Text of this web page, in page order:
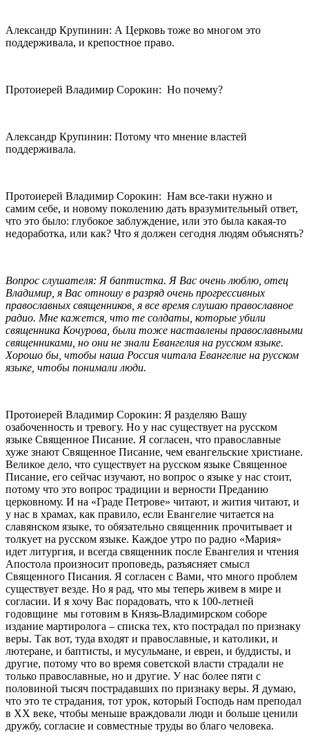
Александр Крупинин: А Церковь тоже во многом это
поддерживала, и крепостное право.
Протоиерей Владимир Сорокин: Но почему?
Александр Крупинин: Потому что мнение властей
поддерживала.
Протоиерей Владимир Сорокин: Нам все-таки нужно и
самим себе, и новому поколению дать вразумительный ответ,
что это было: глубокое заблуждение, или это была какая-то
недоработка, или как? Что я должен сегодня людям объяснять?
Вопрос слушателя: Я баптистка. Я Вас очень люблю, отец
Владимир, я Вас отношу в разряд очень прогрессивных
православных священников, я все время слушаю православное
радио. Мне кажется, что те солдаты, которые убили
священника Кочурова, были тоже наставлены православными
священниками, но они не знали Евангелия на русском языке.
Хорошо бы, чтобы наша Россия читала Евангелие на русском
языке, чтобы понимали люди.
Протоиерей Владимир Сорокин: Я разделяю Вашу
озабоченность и тревогу. Но у нас существует на русском
языке Священное Писание. Я согласен, что православные
хуже знают Священное Писание, чем евангельские христиане.
Великое дело, что существует на русском языке Священное
Писание, его сейчас изучают, но вопрос о языке у нас стоит,
потому что это вопрос традиции и верности Преданию
церковному. И на «Граде Петрове» читают, и жития читают, и
у нас в храмах, как правило, если Евангелие читается на
славянском языке, то обязательно священник прочитывает и
толкует на русском языке. Каждое утро по радио «Мария»
идет литургия, и всегда священник после Евангелия и чтения
Апостола произносит проповедь, разъясняет смысл
Священного Писания. Я согласен с Вами, что много проблем
существует везде. Но я рад, что мы теперь живем в мире и
согласии. И я хочу Вас порадовать, что к 100-летней
годовщине мы готовим в Князь-Владимирском соборе
издание мартиролога – списка тех, кто пострадал по признаку
веры. Так вот, туда входят и православные, и католики, и
лютеране, и баптисты, и мусульмане, и евреи, и буддисты, и
другие, потому что во время советской власти страдали не
только православные, но и другие. У нас более пяти с
половиной тысяч пострадавших по признаку веры. Я думаю,
что это те страдания, тот урок, который Господь нам преподал
в ХХ веке, чтобы меньше враждовали люди и больше ценили
дружбу, согласие и совместные труды во благо человека.